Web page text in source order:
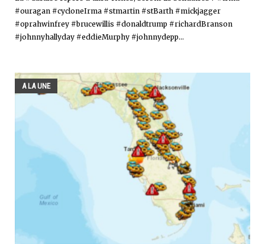
#ouragan #cycloneIrma #stmartin #stBarth #mickjagger
#oprahwinfrey #brucewillis #donaldtrump #richardBranson
#johnnyhallyday #eddieMurphy #johnnydepp...
A LA UNE